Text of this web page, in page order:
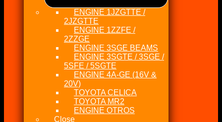
ENGINE 1JZGTTE /
2JZGTTE
ENGINE 1ZZFE /
2ZZGE
ENGINE 3SGE BEAMS
ENGINE 3SGTE / 3SGE /
5SFE / 5SGTE
ENGINE 4A-GE (16V &
20V)
TOYOTA CELICA
TOYOTA MR2
ENGINE OTROS
Close